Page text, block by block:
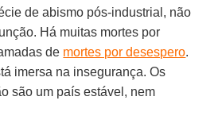
de abismo pós-industrial, não
Há muitas mortes por
de mortes por desespero.
imersa na insegurança. Os
são um país estável, nem